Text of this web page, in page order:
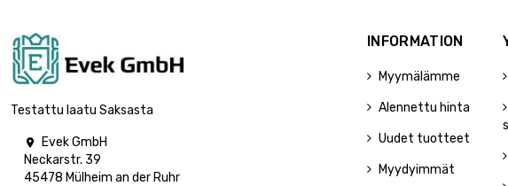
Testattu laatu Saksasta

Evek GmbH
Neckarstr. 39
45478 Mülheim an der Ruhr
INFORMATION
Myymälämme
Alennettu hinta
Uudet tuotteet
Myydyimmät